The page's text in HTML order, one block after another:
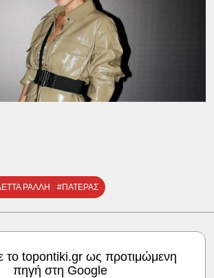
ΡΑΛΛΗ #ΠΑΤΕΡΑΣ
το topontiki.gr ως προτιμώμενη
πηγή στη Google